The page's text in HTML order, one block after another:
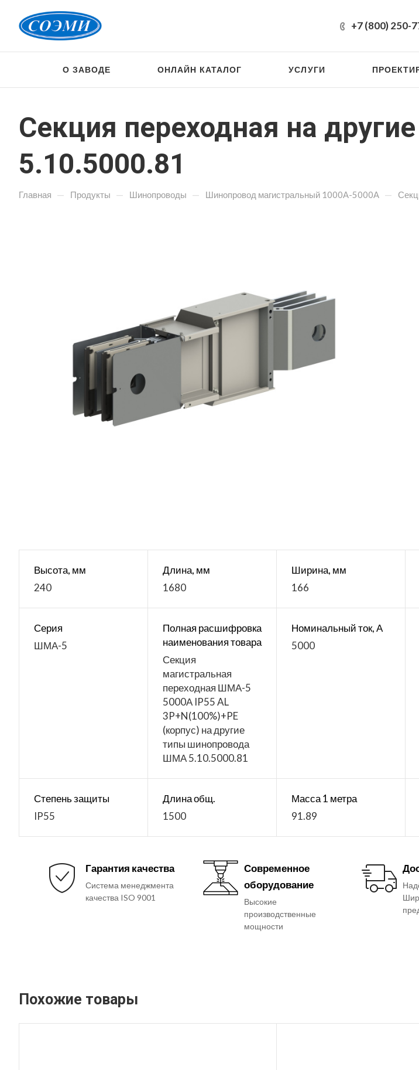
+7 (800) 250-
О ЗАВОДЕ ОНЛАЙН КАТАЛОГ УСЛУГИ
Секция переходная на
5.10.5000.81
Главная — Продукты — Шинопроводы — Шинопровод магистральный 1000А-5000А —
Высота, мм
240
Длина, мм
1680
Ширина, мм
166
Серия
ШМА-5
Полная расшифровка
наименования товара
Секция
магистральная
переходная ШМА-5
5000А IP55 AL
3P+N(100%)+PE
(корпус) на другие
типы шинопровода
ШМА 5.10.5000.81
Номинальный ток, А
5000
Степень защиты
IP55
Длина общ.
1500
Масса 1 метра
91.89
Гарантия качества
Система менеджмента
качества ISO 9001
Современное
оборудование
Высокие
производственные
мощности
Похожие товары